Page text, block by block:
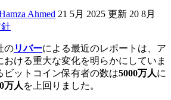
Ahmed 21 5月 2025 更新 20 8月
のリバーによる最近のレポートは、ア
おける重大な変化を明らかにしていま
ビットコイン保有者の数は5000万人に
万人 を上回りました。